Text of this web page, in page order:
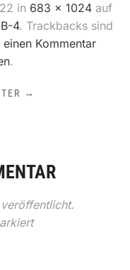
in 683 × 1024 auf
4. Trackbacks sind
einen Kommentar
.
→